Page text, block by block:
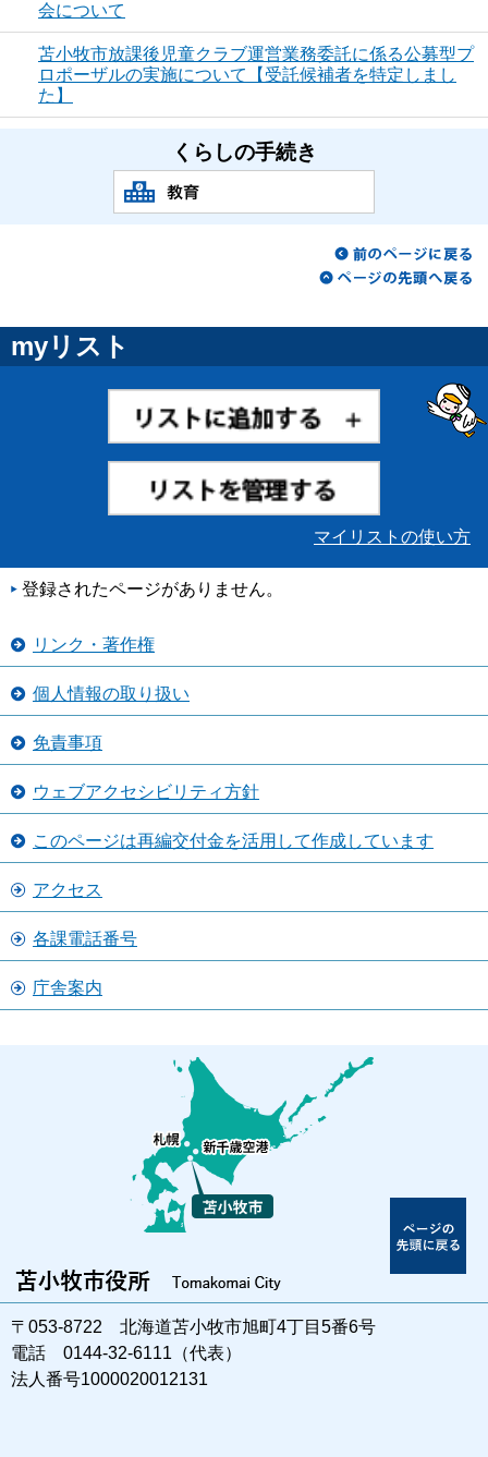
会について
苫小牧市放課後児童クラブ運営業務委託に係る公募型プ
ロポーザルの実施について【受託候補者を特定しまし
た】
くらしの手続き
myリスト
マイリストの使い方
登録されたページがありません。
リンク・著作権
個人情報の取り扱い
免責事項
ウェブアクセシビリティ方針
このページは再編交付金を活用して作成しています
アクセス
各課電話番号
庁舎案内
〒053-8722 北海道苫小牧市旭町4丁目5番6号
電話 0144-32-6111（代表）
法人番号1000020012131